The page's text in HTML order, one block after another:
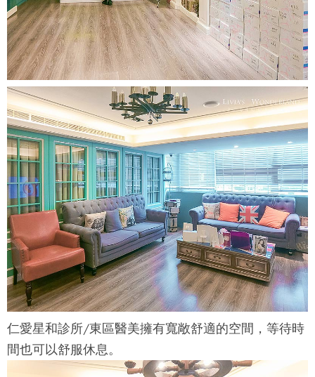
仁愛星和診所/東區醫美擁有寬敞舒適的空間，等待時
間也可以舒服休息。